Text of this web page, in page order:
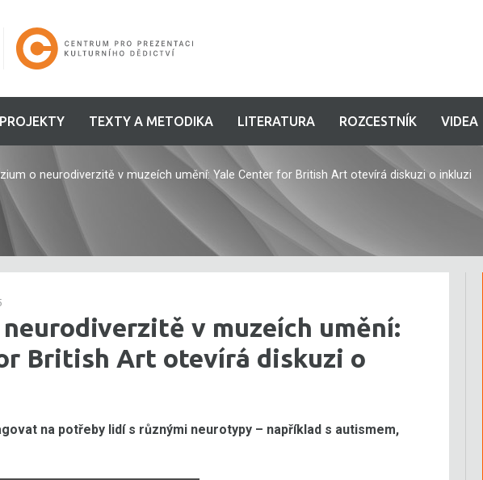
PROJEKTY TEXTY A METODIKA LITERATURA ROZCESTNÍK VIDEA
o neurodiverzitě v muzeích umění: Yale Center for British Art otevírá diskuzi o inkluzi
neurodiverzitě v muzeích umění:
British Art otevírá diskuzi o
na potřeby lidí s různými neurotypy – například s autismem,